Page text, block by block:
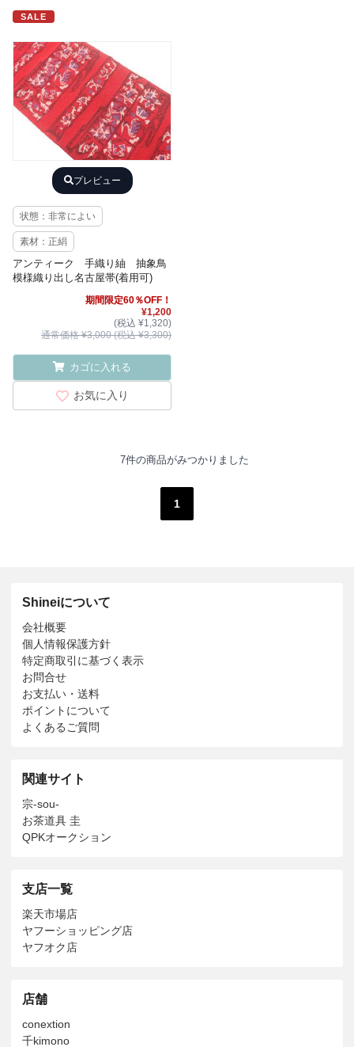
SALE
プレビュー
状態：非常によい
素材：正絹
アンティーク 手織り紬 抽象鳥
模様織り出し名古屋帯(着用可)
期間限定60％OFF！
¥1,200
(税込 ¥1,320)
通常価格 ¥3,000 (税込 ¥3,300)
カゴに入れる
お気に入り
7件の商品がみつかりました
1
Shineiについて
会社概要
個人情報保護方針
特定商取引に基づく表示
お問合せ
お支払い・送料
ポイントについて
よくあるご質問
関連サイト
宗-sou-
お茶道具 圭
QPKオークション
支店一覧
楽天市場店
ヤフーショッピング店
ヤフオク店
店舗
conextion
千kimono